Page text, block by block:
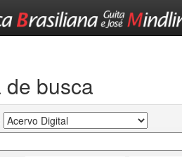
de busca